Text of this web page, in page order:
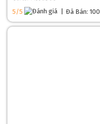
5/5
Đã Bán: 100